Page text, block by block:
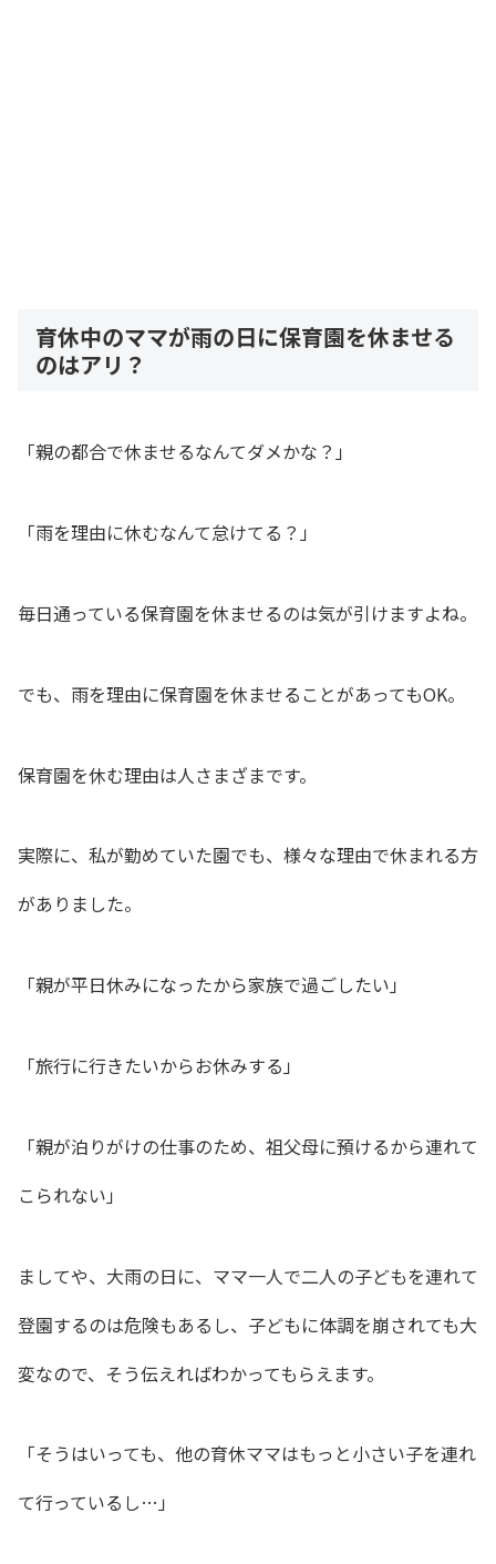
育休中のママが雨の日に保育園を休ませる
のはアリ？
「親の都合で休ませるなんてダメかな？」
「雨を理由に休むなんて怠けてる？」
毎日通っている保育園を休ませるのは気が引けますよね。
でも、雨を理由に保育園を休ませることがあってもOK。
保育園を休む理由は人さまざまです。
実際に、私が勤めていた園でも、様々な理由で休まれる方
がありました。
「親が平日休みになったから家族で過ごしたい」
「旅行に行きたいからお休みする」
「親が泊りがけの仕事のため、祖父母に預けるから連れて
こられない」
ましてや、大雨の日に、ママ一人で二人の子どもを連れて
登園するのは危険もあるし、子どもに体調を崩されても大
変なので、そう伝えればわかってもらえます。
「そうはいっても、他の育休ママはもっと小さい子を連れ
て行っているし…」